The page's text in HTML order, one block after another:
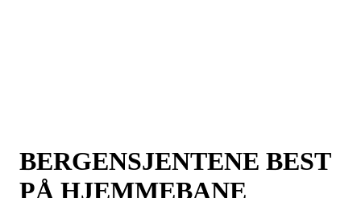
BERGENSJENTENE BEST
PÅ HJEMMEBANE